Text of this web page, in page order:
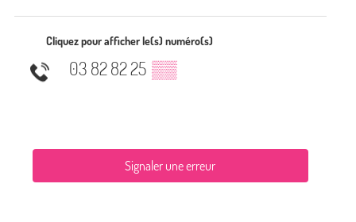
Cliquez pour afficher le(s) numéro(s)
03 82 82 25 ▒▒
Signaler une erreur